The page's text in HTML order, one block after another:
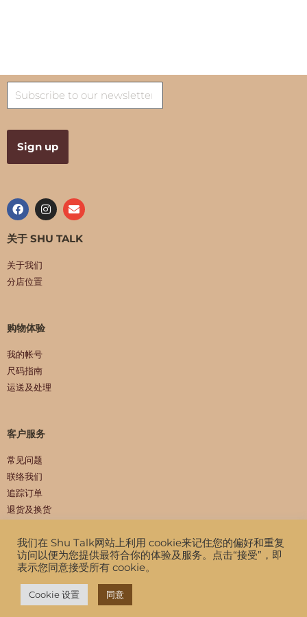
关于 SHU TALK
关于我们
分店位置
购物体验
我的帐号
尺码指南
运送及处理
客户服务
常见问题
联络我们
追踪订单
退货及换货
Copyright © 2026 Shu Talk. All Rights Reserved.
私隐政策 | 条款及细则
我们在 Shu Talk网站上利用 cookie来记住您的偏好和重复
访问以便为您提供最符合你的体验及服务。点击“接受”，即
表示您同意接受所有 cookie。
Cookie 设置 同意